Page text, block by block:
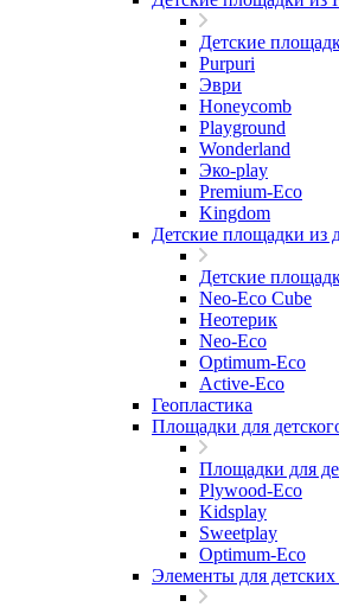
Детские
Purpuri
Эври
Honeycomb
Playground
Wonderland
Эко-play
Premium-Eco
Kingdom
Детские площадки из
Детские
Neo-Eco Cube
Неотерик
Neo-Eco
Оptimum-Еco
Active-Eco
Геопластика
Площадки для
Площадки для
Plywood-Eco
Kidsplay
Sweetplay
Оptimum-Еco
Элементы для